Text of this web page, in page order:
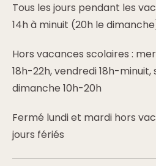
Tous les jours pendant les
14h à minuit (20h le
Hors vacances scolaires :
18h-22h, vendredi 18h-minuit,
dimanche 10h-20h
Fermé lundi et mardi hors
jours fériés